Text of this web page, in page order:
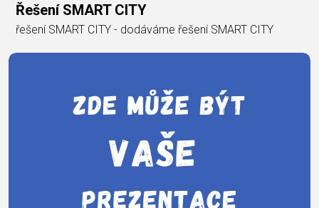
Řešení SMART CITY
řešení SMART CITY - dodáváme řešení SMART CITY